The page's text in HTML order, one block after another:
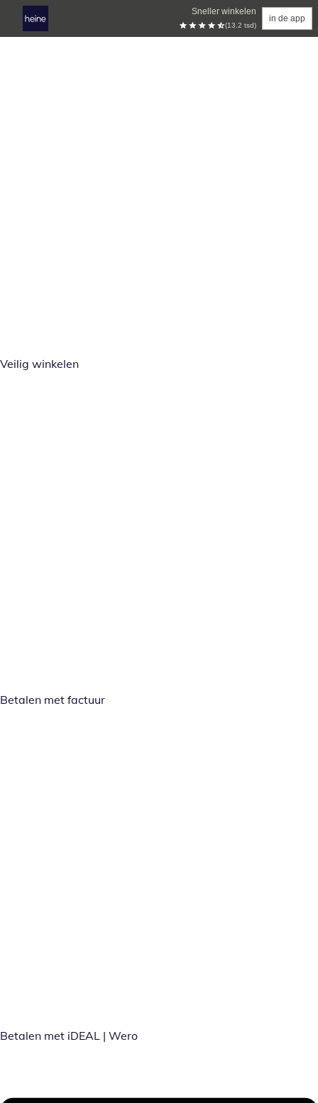
Sneller winkelen
(13.2 tsd)
in de app
Veilig winkelen
Betalen met factuur
Betalen met iDEAL | Wero